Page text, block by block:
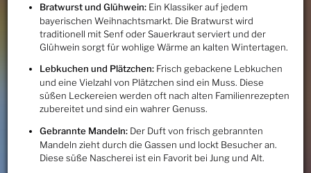
Bratwurst und Glühwein:Ein Klassiker auf jedem
bayerischen Weihnachtsmarkt. Die Bratwurst wird
traditionell mit Senf oder Sauerkraut serviert und der
Glühwein sorgt für wohlige Wärme an kalten Wintertagen.
Lebkuchen und Plätzchen:Frisch gebackene Lebkuchen
und eine Vielzahl von Plätzchen sind ein Muss. Diese
süßen Leckereien werden oft nach alten Familienrezepten
zubereitet und sind ein wahrer Genuss.
Gebrannte Mandeln:Der Duft von frisch gebrannten
Mandeln zieht durch die Gassen und lockt Besucher an.
Diese süße Nascherei ist ein Favorit bei Jung und Alt.